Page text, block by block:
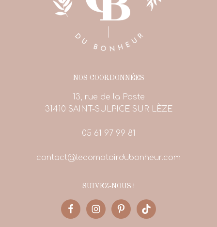
NOS COORDONNÉES
13, rue de la Poste
31410 SAINT-SULPICE SUR LÈZE
05 61 97 99 81
contact@lecomptoirdubonheur.com
SUIVEZ-NOUS !